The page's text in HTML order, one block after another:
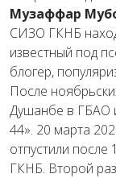
Музаффар
СИЗО ГКНБ
известный под
блогер,
После
Душанбе в ГБАО
44». 20 марта
отпустили
ГКНБ. Второй